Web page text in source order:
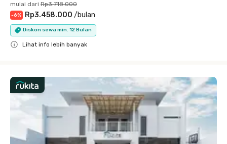
mulai dari Rp3.718.000
-6% Rp3.458.000 /bulan
Diskon sewa min. 12 Bulan
Lihat info lebih banyak